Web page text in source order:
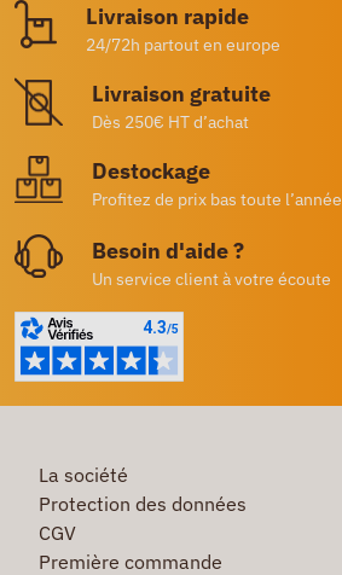
Livraison rapide
24/72h partout en europe
Livraison gratuite
Dès 250€ HT d’achat
Destockage
Profitez de prix bas toute l’année
Besoin d'aide ?
Un service client à votre écoute
La société
Protection des données
CGV
Première commande